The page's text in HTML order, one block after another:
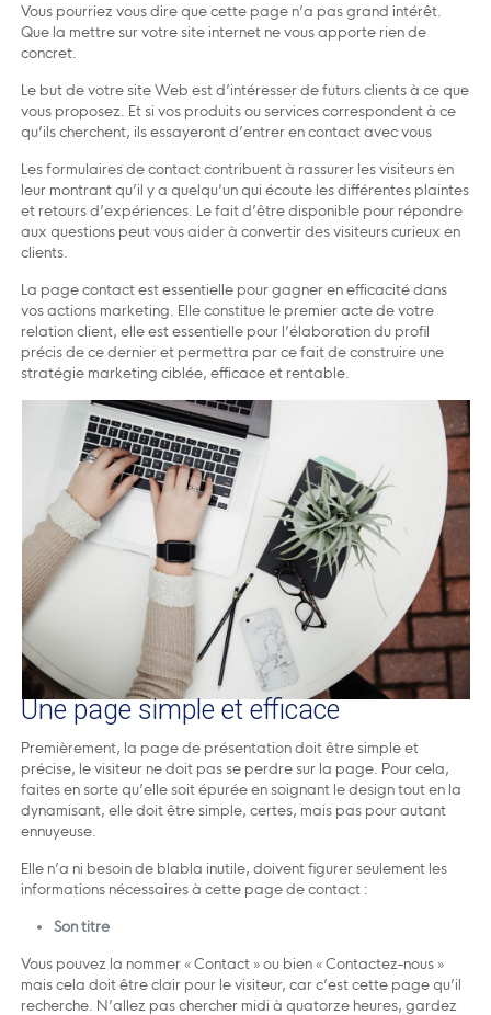
Vous pourriez vous dire que cette page n’a pas grand intérêt.
Que la mettre sur votre site internet ne vous apporte rien de
concret.
Le but de votre site Web est d’intéresser de futurs clients à ce que
vous proposez. Et si vos produits ou services correspondent à ce
qu’ils cherchent, ils essayeront d’entrer en contact avec vous
Les formulaires de contact contribuent à rassurer les visiteurs en
leur montrant qu’il y a quelqu’un qui écoute les différentes plaintes
et retours d’expériences. Le fait d’être disponible pour répondre
aux questions peut vous aider à convertir des visiteurs curieux en
clients.
La page contact est essentielle pour gagner en efficacité dans
vos actions marketing. Elle constitue le premier acte de votre
relation client, elle est essentielle pour l’élaboration du profil
précis de ce dernier et permettra par ce fait de construire une
stratégie marketing ciblée, efficace et rentable.
Une page simple et efficace
Premièrement, la page de présentation doit être simple et
précise, le visiteur ne doit pas se perdre sur la page. Pour cela,
faites en sorte qu’elle soit épurée en soignant le design tout en la
dynamisant, elle doit être simple, certes, mais pas pour autant
ennuyeuse.
Elle n’a ni besoin de blabla inutile, doivent figurer seulement les
informations nécessaires à cette page de contact :
Son titre
Vous pouvez la nommer « Contact » ou bien « Contactez-nous »
mais cela doit être clair pour le visiteur, car c’est cette page qu’il
recherche. N’allez pas chercher midi à quatorze heures, gardez